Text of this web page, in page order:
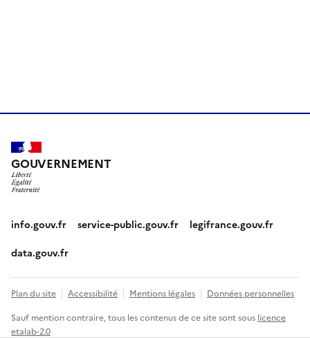
GOUVERNEMENT
info.gouv.fr service-public.gouv.fr legifrance.gouv.fr
data.gouv.fr
Plan du site Accessibilité Mentions légales Données personnelles
Sauf mention contraire, tous les contenus de ce site sont sous licence
etalab-2.0